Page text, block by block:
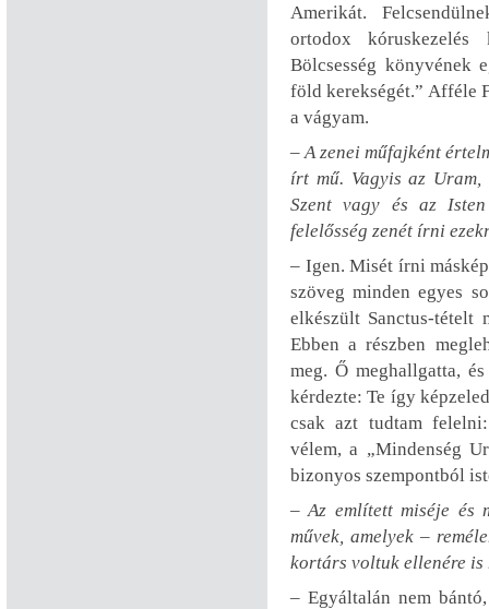
Amerikát.
ortodox
Bölcsesség
föld kerekségét.” Afféle
a vágyam.
– A zenei műfajként
írt mű. Vagyis az Uram,
Szent vagy és az
felelősség zenét írni
– Igen. Misét írni
szöveg minden egyes
elkészült Sanctus-tételt
Ebben a részben
meg. Ő meghallgatta,
kérdezte: Te így
csak azt tudtam
vélem, a „Mindenség
bizonyos szempontból
– Az említett miséje és
művek, amelyek –
kortárs voltuk ellenére
– Egyáltalán nem